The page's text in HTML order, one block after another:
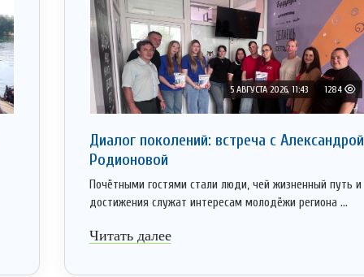
5 АВГУСТА 2026, 11:43 1284
Диалог поколений: встреча с Александрой
Родионовой
Почётными гостями стали люди, чей жизненный путь и
достижения служат интересам молодёжи региона ...
Читать далее